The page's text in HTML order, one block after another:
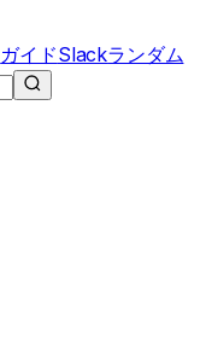
ガイドSlackランダム